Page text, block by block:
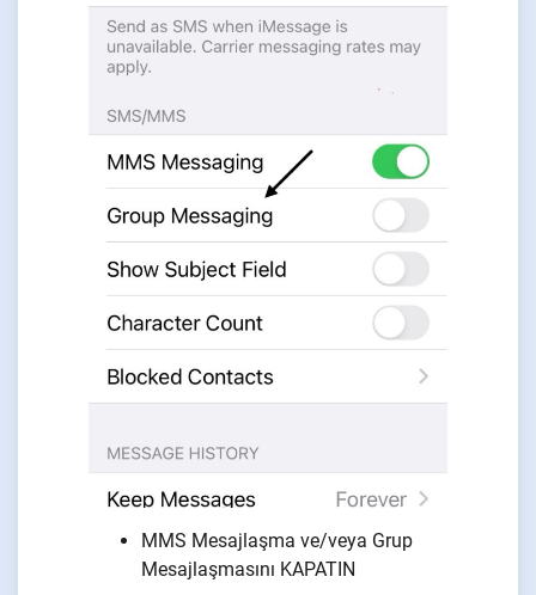
MMS Mesajlaşma ve/veya Grup
Mesajlaşmasını KAPATIN